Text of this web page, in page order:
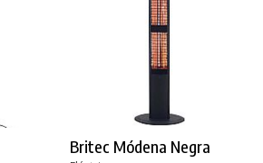
Britec Módena Negra